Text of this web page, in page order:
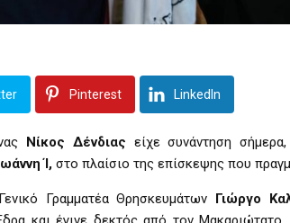
Pinterest LinkedIn
Νίκος Δένδιας είχε συνάντηση
Ί, στο πλαίσιο της επίσκεψης που
Γραμματέα Θρησκευμάτων Γιώργο